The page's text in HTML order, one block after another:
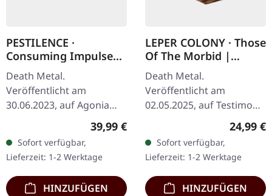
PESTILENCE ·
Consuming Impulse
(Re-Release 2023) |
RED/BLACK SPLATTER
LP
Death Metal.
Veröffentlicht am
30.06.2023, auf Agonia
Records. Remastered,
schwarzem Splatter.
Pestilences "Consuming
Impulse" ist…
Regulärer Preis:
39,99 €
Sofort verfügbar,
Lieferzeit: 1-2 Werktage
HINZUFÜGEN
LEPER COLONY · Those
Of The Morbid |
BLACK LP
Death Metal.
Veröffentlicht am
02.05.2025, auf Testimony
Records. Schwarzes Vinyl,
enthält doppelseitiges
Einlageblatt, polylinierten
Innenschlauch,…
24,99 €
Sofort verfügbar,
Lieferzeit: 1-2 Werktage
HINZUFÜGEN